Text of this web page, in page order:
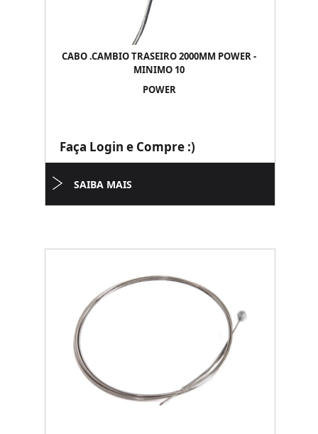
CABO .CAMBIO TRASEIRO 2000MM POWER -
MINIMO 10
POWER
Faça Login e Compre :)
SAIBA MAIS